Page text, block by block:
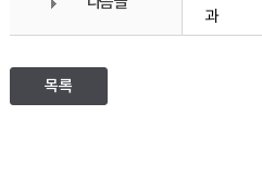
과
목록